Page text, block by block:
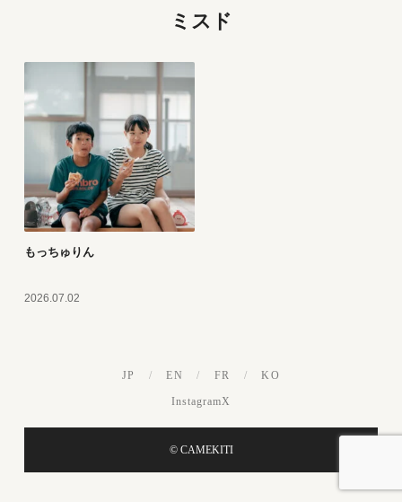
ミスド
もっちゅりん
2026.07.02
JP / EN / FR / KO
InstagramX
© CAMEKITI